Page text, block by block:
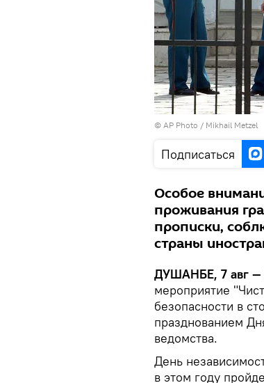
© AP Photo / Mikhail Metzel
Подписаться
Особое
проживания
прописки,
страны
ДУШАНБЕ, 7 авг —
мероприятие
безопасности в
празднованием
ведомства.
День
в этом году